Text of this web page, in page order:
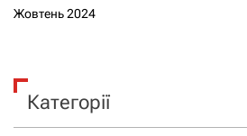
Жовтень 2024
Категорії